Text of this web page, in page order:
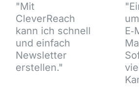
"Mit
CleverReach
kann ich schnell
und einfach
Newsletter
erstellen."